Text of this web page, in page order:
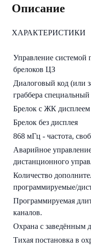
Описание
ХАРАКТЕРИСТИКИ
Управление системой
брелоков ЦЗ
Диалоговый код (или
граббера
Брелок с ЖК дисплеем
Брелок без дисплея
868 мГц - частота,
Аварийное
дистанционного
Количество
программируемые/
Программируемая
каналов.
Охрана с заведённым
Тихая постановка в